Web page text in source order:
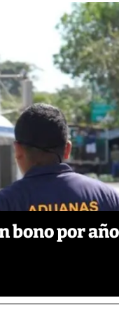
bono por